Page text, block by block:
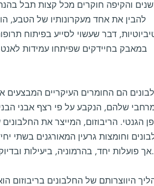
והקיפה חוקרים מכל קצות תבל
להבין את אחד מעקרונותיו של הטבע,
דבר שעשוי לסייע בפיתוח
במאבק בחיידקים שפיתחו עמידות
הם החומרים העיקריים
שלהם, הנקבע על פי רצף אבני
הגנטי. הריבוזום, המייצר את
וחומצות גרעין המאורגנים בשתי
אך פועלות יחד, בהרמוניה, ביעילות ובדיוק מרבי בביצוע התהליך המסובך של יצירת החלבונים.
היווצרותם של החלבונים בריבוזום